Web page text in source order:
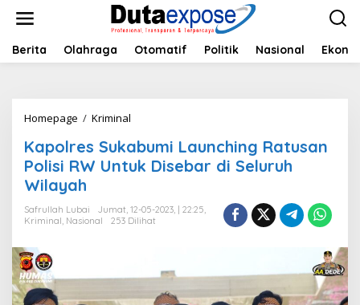
t
Berita Olahraga Otomatif Politik Nasional
Homepage / Kriminal
p
o
l
e
s
a
Kapolres Sukabumi Launching Ratusan
Polisi RW Untuk Disebar di Seluruh
Wilayah
Safrullah Lubai
Jumat, 12-05-2023, | 22:25,
Kriminal, Nasional 253 Dilihat